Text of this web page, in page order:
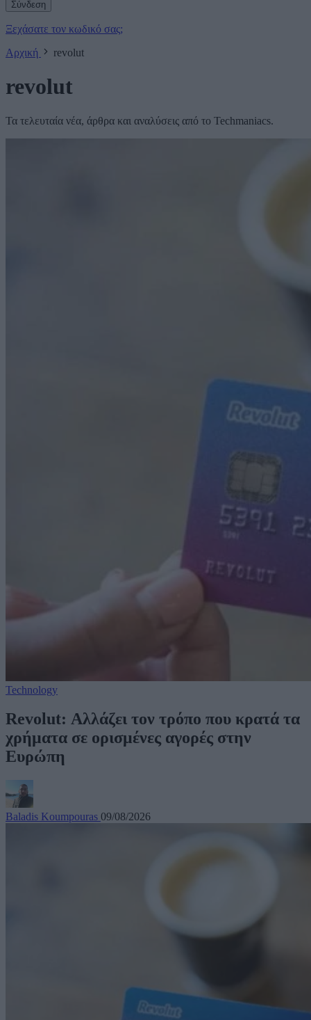
Ξεχάσατε τον κωδικό σας;
Αρχική
revolut
revolut
Τα τελευταία νέα, άρθρα και αναλύσεις από το Techmaniacs.
Technology
Revolut: Αλλάζει τον τρόπο που κρατά τα
χρήματα σε ορισμένες αγορές στην
Ευρώπη
Baladis Koumpouras 09/08/2026